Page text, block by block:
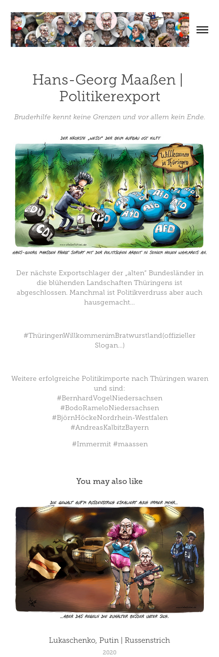
Hans-Georg Maaßen |
Politikerexport
Bruderhilfe kennt keine Grenzen und vor allem kein Ende.
Der nächste Exportschlager der „alten“ Bundesländer in
die blühenden Landschaften Thüringens ist
abgeschlossen. Manchmal ist Politikverdruss aber auch
hausgemacht…
#ThüringenWillkommenimBratwurstland(offizieller
Slogan…)
Weitere erfolgreiche Politikimporte nach Thüringen waren
und sind:
#BernhardVogelNiedersachsen
#BodoRameloNiedersachsen
#BjörnHöckeNordrhein-Westfalen
#AndreasKalbitzBayern
#Immermit #maassen
You may also like
Lukaschenko, Putin | Russenstrich
2020